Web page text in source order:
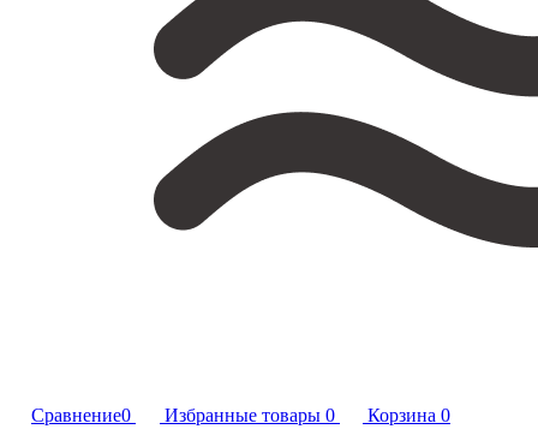
Сравнение0 Избранные товары 0 Корзина 0